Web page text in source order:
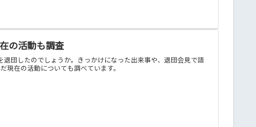
の活動も調査
団したのでしょうか。きっかけになった出来事や、退団会見で語
在の活動についても調べています。